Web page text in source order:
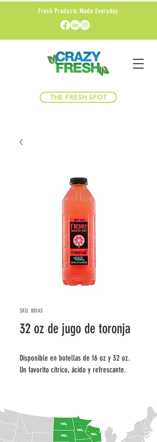
Fresh Products Made Everyday
THE FRESH SPOT
SKU: 88143
32 oz de jugo de toronja
Disponible en botellas de 16 oz y 32 oz.
Un favorito cítrico, ácido y refrescante.